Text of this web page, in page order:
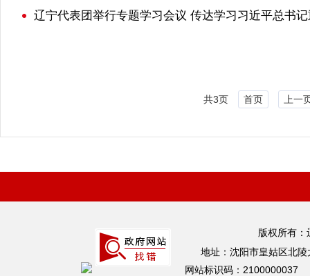
辽宁代表团举行专题学习会议 传达学习习近平总书
共3页 首页 上一
版权所有
地址：沈阳市皇姑区
网站标识码：